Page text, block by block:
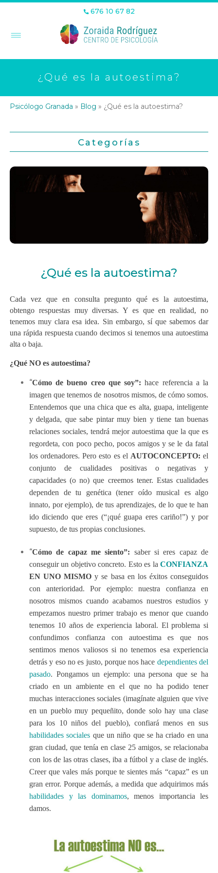
676 10 67 82
¿Qué es la autoestima?
Psicólogo Granada » Blog » ¿Qué es la autoestima?
Categorías
¿Qué es la autoestima?
Cada vez que en consulta pregunto qué es la autoestima,
obtengo respuestas muy diversas. Y es que en realidad, no
tenemos muy clara esa idea. Sin embargo, sí que sabemos dar
una rápida respuesta cuando decimos si tenemos una autoestima
alta o baja.
¿Qué NO es autoestima?
“Cómo de bueno creo que soy”: hace referencia a la
imagen que tenemos de nosotros mismos, de cómo somos.
Entendemos que una chica que es alta, guapa, inteligente
y delgada, que sabe pintar muy bien y tiene tan buenas
relaciones sociales, tendrá mejor autoestima que la que es
regordeta, con poco pecho, pocos amigos y se le da fatal
los ordenadores. Pero esto es el AUTOCONCEPTO:el
conjunto de cualidades positivas o negativas y
capacidades (o no) que creemos tener. Estas cualidades
dependen de tu genética (tener oído musical es algo
innato, por ejemplo), de tus aprendizajes, de lo que te han
ido diciendo que eres (“¡qué guapa eres cariño!”) y por
supuesto, de tus propias conclusiones.
“Cómo de capaz me siento”: saber si eres capaz de
conseguir un objetivo concreto. Esto es la CONFIANZA
EN UNO MISMO y se basa en los éxitos conseguidos
con anterioridad. Por ejemplo: nuestra confianza en
nosotros mismos cuando acabamos nuestros estudios y
empezamos nuestro primer trabajo es menor que cuando
tenemos 10 años de experiencia laboral. El problema si
confundimos confianza con autoestima es que nos
sentimos menos valiosos si no tenemos esa experiencia
detrás y eso no es justo, porque nos hace dependientes del
pasado. Pongamos un ejemplo: una persona que se ha
criado en un ambiente en el que no ha podido tener
muchas interacciones sociales (imagínate alguien que vive
en un pueblo muy pequeñito, donde solo hay una clase
para los 10 niños del pueblo), confiará menos en sus
habilidades sociales que un niño que se ha criado en una
gran ciudad, que tenía en clase 25 amigos, se relacionaba
con los de las otras clases, iba a fútbol y a clase de inglés.
Creer que vales más porque te sientes más “capaz” es un
gran error. Porque además, a medida que adquirimos más
habilidades y las dominamos, menos importancia les
damos.